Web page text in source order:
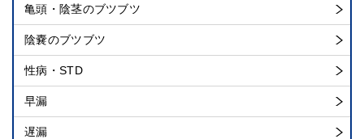
亀頭・陰茎のブツブツ
陰嚢のブツブツ
性病・STD
早漏
遅漏